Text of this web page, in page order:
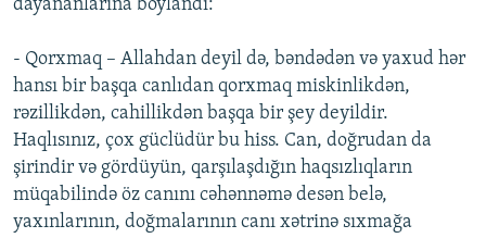
dayananlarına boylandı:
- Qorxmaq – Allahdan deyil də, bəndədən və yaxud hər
hansı bir başqa canlıdan qorxmaq miskinlikdən,
rəzillikdən, cahillikdən başqa bir şey deyildir.
Haqlısınız, çox güclüdür bu hiss. Can, doğrudan da
şirindir və gördüyün, qarşılaşdığın haqsızlıqların
müqabilində öz canını cəhənnəmə desən belə,
yaxınlarının, doğmalarının canı xətrinə sıxmağa